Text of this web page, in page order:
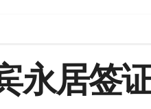
永居签